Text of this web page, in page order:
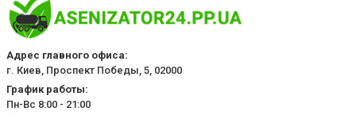
Адрес главного офиса:
г. Киев, Проспект Победы, 5, 02000
График работы:
Пн-Вс 8:00 - 21:00